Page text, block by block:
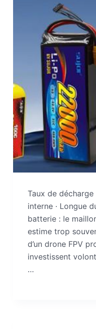
Taux de décharge
interne · Longue
batterie : le
estime trop
d’un drone FPV
investissent
…